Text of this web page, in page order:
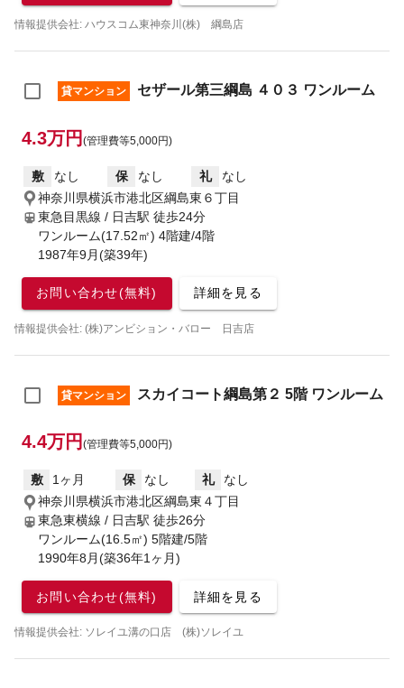
情報提供会社: ハウスコム東神奈川(株) 綱島店
貸マンション セザール第三綱島 ４０３ ワンルーム
4.3万円 (管理費等5,000円)
敷 なし 保 なし 礼
なし
神奈川県横浜市港北区綱島東６丁目
東急目黒線 / 日吉駅 徒歩24分
ワンルーム(17.52㎡) 4階建/4階
1987年9月(築39年)
お問い合わせ(無料) 詳細を見る
情報提供会社: (株)アンビション・バロー 日吉店
貸マンション スカイコート綱島第２ 5階 ワンルーム
4.4万円 (管理費等5,000円)
敷 1ヶ月 保 なし 礼
なし
神奈川県横浜市港北区綱島東４丁目
東急東横線 / 日吉駅 徒歩26分
ワンルーム(16.5㎡) 5階建/5階
1990年8月(築36年1ヶ月)
お問い合わせ(無料) 詳細を見る
情報提供会社: ソレイユ溝の口店 (株)ソレイユ